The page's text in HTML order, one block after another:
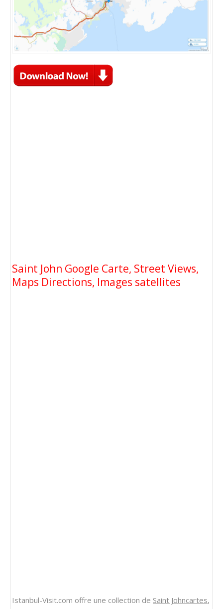
Saint John Google Carte, Street Views,
Maps Directions, Images satellites
Istanbul-Visit.com offre une collection de Saint Johncartes,